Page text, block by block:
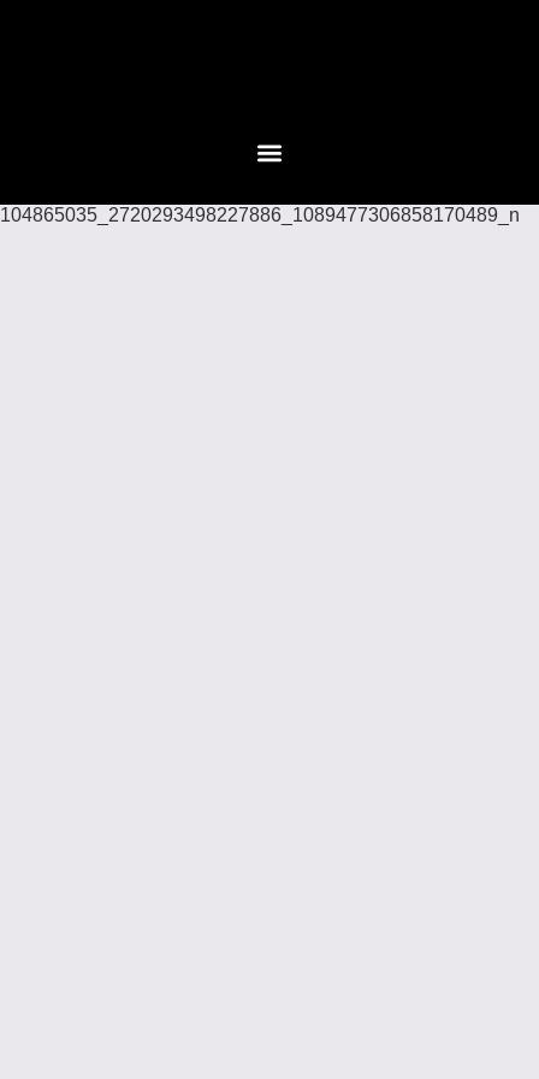
104865035_2720293498227886_1089477306858170489_n